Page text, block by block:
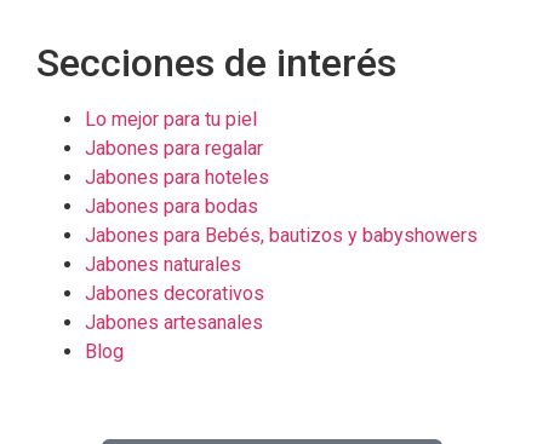
Secciones de interés
Lo mejor para tu piel
Jabones para regalar
Jabones para hoteles
Jabones para bodas
Jabones para Bebés, bautizos y babyshowers
Jabones naturales
Jabones decorativos
Jabones artesanales
Blog